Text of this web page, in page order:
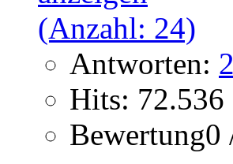
Antworten:
Hits: 72.536
Bewertung0